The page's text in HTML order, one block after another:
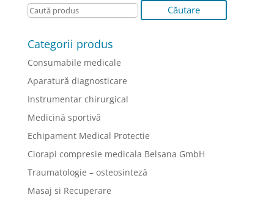
Categorii produs
Consumabile medicale
Aparatură diagnosticare
Instrumentar chirurgical
Medicină sportivă
Echipament Medical Protectie
Ciorapi compresie medicala Belsana GmbH
Traumatologie – osteosinteză
Masaj si Recuperare